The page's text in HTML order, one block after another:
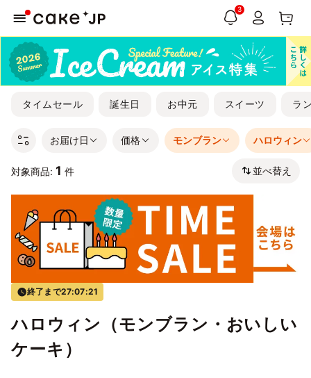
3
タイムセール 誕生日 お中元 スイーツ ラ
お届け日 価格 モンブラン ハロウィン
対象商品: 1 件 並べ替え
終了まで27:07:20
ハロウィン（モンブラン・おいしい
ケーキ）